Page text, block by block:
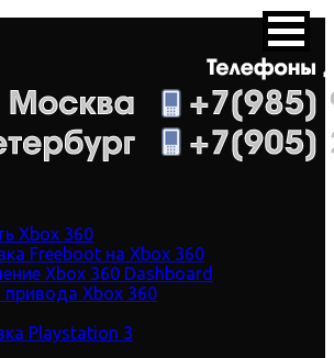
Xbox 360
Freeboot на Xbox 360
Xbox 360 Dashboard
привода Xbox 360
Playstation 3